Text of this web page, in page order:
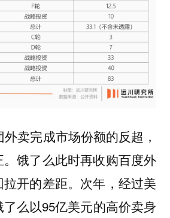
卖完成市场份额的反超，
饿了么此时再收购百度外
开的差距。次年，经过美
么以95亿美元的高价卖身